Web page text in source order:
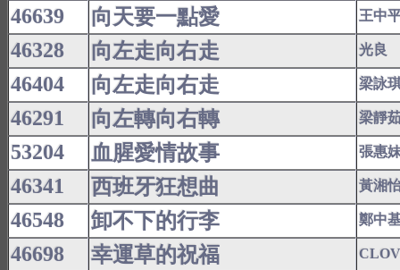
46639 向天要一點愛 王中
46328 向左走向右走 光良
46404 向左走向右走 梁詠
46291 向左轉向右轉 梁靜
53204 血腥愛情故事 張惠
46341 西班牙狂想曲 黃湘
46548 卸不下的行李 鄭中
46698 幸運草的祝福